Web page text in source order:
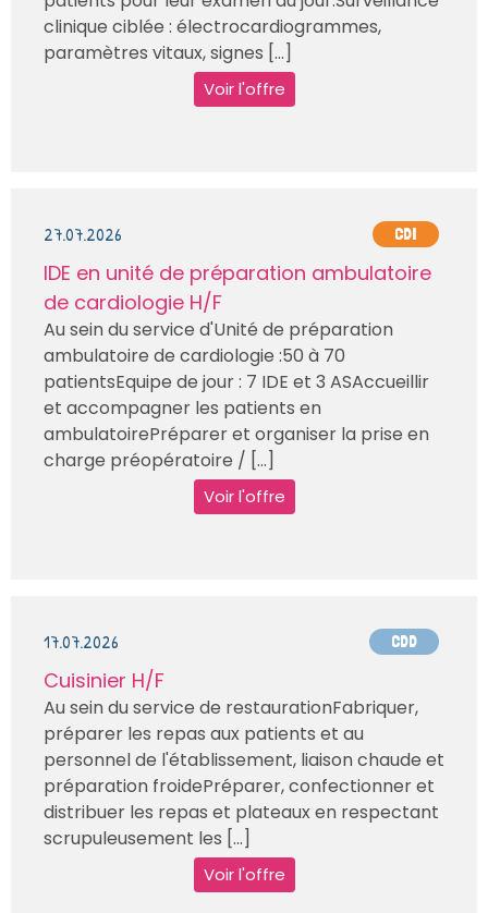
clinique ciblée : électrocardiogrammes,
paramètres vitaux, signes [...]
Voir l'offre
27.07.2026 CDI
IDE en unité de préparation ambulatoire
de cardiologie H/F
Au sein du service d'Unité de préparation
ambulatoire de cardiologie :50 à 70
patientsEquipe de jour : 7 IDE et 3 ASAccueillir
et accompagner les patients en
ambulatoirePréparer et organiser la prise en
charge préopératoire / [...]
Voir l'offre
17.07.2026 CDD
Cuisinier H/F
Au sein du service de restaurationFabriquer,
préparer les repas aux patients et au
personnel de l'établissement, liaison chaude et
préparation froidePréparer, confectionner et
distribuer les repas et plateaux en respectant
scrupuleusement les [...]
Voir l'offre